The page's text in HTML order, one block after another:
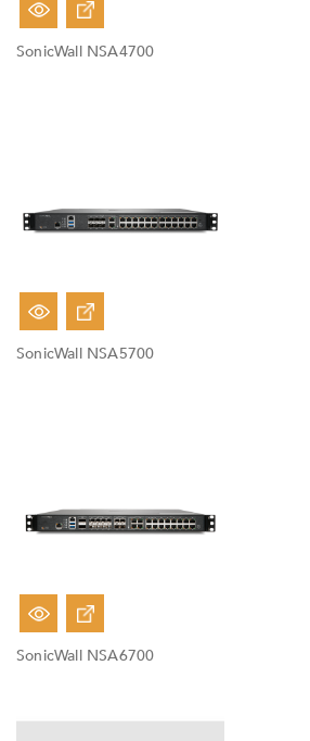
SonicWall NSA4700
SonicWall NSA5700
SonicWall NSA6700